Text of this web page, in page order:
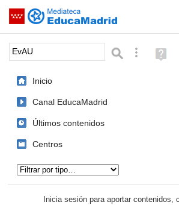
Saltar navegación
Palabra o frase: BúsquedaAyuda
(en
Inicio
Canal EducaMadrid
Últimos contenidos
Centros
Inicia sesión para aportar contenidos,